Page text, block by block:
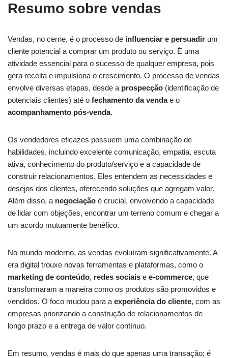
Resumo sobre vendas
Vendas, no cerne, é o processo de influenciar e persuadir um
cliente potencial a comprar um produto ou serviço. É uma
atividade essencial para o sucesso de qualquer empresa, pois
gera receita e impulsiona o crescimento. O processo de vendas
envolve diversas etapas, desde a prospecção (identificação de
potenciais clientes) até o fechamento da vendae o
acompanhamento pós-venda.
Os vendedores eficazes possuem uma combinação de
habilidades, incluindo excelente comunicação, empatia, escuta
ativa, conhecimento do produto/serviço e a capacidade de
construir relacionamentos. Eles entendem as necessidades e
desejos dos clientes, oferecendo soluções que agregam valor.
Além disso, a negociação é crucial, envolvendo a capacidade
de lidar com objeções, encontrar um terreno comum e chegar a
um acordo mutuamente benéfico.
No mundo moderno, as vendas evoluíram significativamente. A
era digital trouxe novas ferramentas e plataformas, como o
marketing de conteúdo, redes sociais e e-commerce, que
transformaram a maneira como os produtos são promovidos e
vendidos. O foco mudou para a experiência do cliente, com as
empresas priorizando a construção de relacionamentos de
longo prazo e a entrega de valor contínuo.
Em resumo, vendas é mais do que apenas uma transação; é